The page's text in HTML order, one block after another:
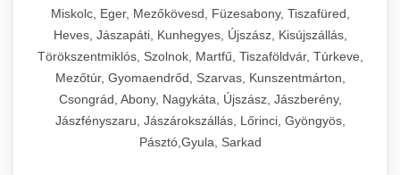
Miskolc, Eger, Mezőkövesd, Füzesabony, Tiszafüred,
Heves, Jászapáti, Kunhegyes, Újszász, Kisújszállás,
Törökszentmiklós, Szolnok, Martfű, Tiszaföldvár, Túrkeve,
Mezőtúr, Gyomaendrőd, Szarvas, Kunszentmárton,
Csongrád, Abony, Nagykáta, Újszász, Jászberény,
Jászfényszaru, Jászárokszállás, Lőrinci, Gyöngyös,
Pásztó,Gyula, Sarkad